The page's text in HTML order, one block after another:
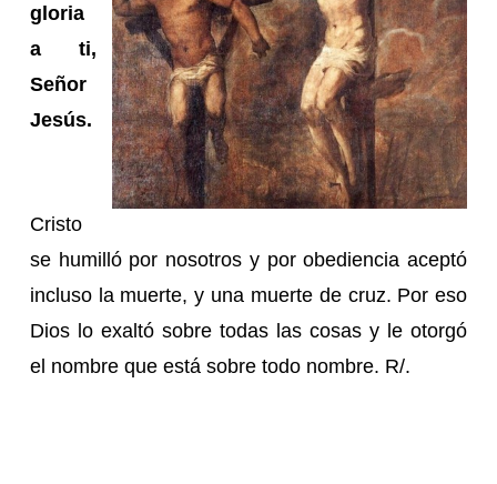
gloria
a ti,
Señor
Jesús.
Cristo
se humilló por nosotros y por obediencia aceptó
incluso la muerte, y una muerte de cruz. Por eso
Dios lo exaltó sobre todas las cosas y le otorgó
el nombre que está sobre todo nombre. R/.